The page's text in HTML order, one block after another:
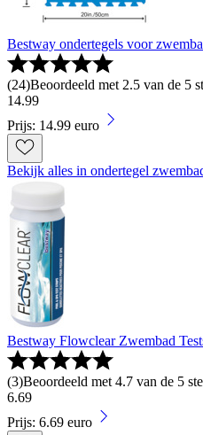
Bestway ondertegels voor
(24)Beoordeeld met 2.5 van de 5
14.99
Prijs: 14.99 euro
Bekijk alles in ondertegel
Bestway Flowclear Zwembad
(3)Beoordeeld met 4.7 van de 5
6.69
Prijs: 6.69 euro